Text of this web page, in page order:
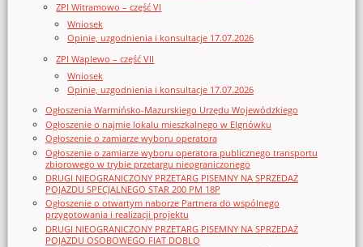
ZPI Witramowo – część VI
Wniosek
Opinie, uzgodnienia i konsultacje 17.07.2026
ZPI Waplewo – część VII
Wniosek
Opinie, uzgodnienia i konsultacje 17.07.2026
Ogłoszenia Warmińsko-Mazurskiego Urzędu Wojewódzkiego
Ogłoszenie o najmie lokalu mieszkalnego w Elgnówku
Ogłoszenie o zamiarze wyboru operatora
Ogłoszenie o zamiarze wyboru operatora publicznego transportu
zbiorowego w trybie przetargu nieograniczonego
DRUGI NIEOGRANICZONY PRZETARG PISEMNY NA SPRZEDAŻ
POJAZDU SPECJALNEGO STAR 200 PM 18P
Ogłoszenie o otwartym naborze Partnera do wspólnego
przygotowania i realizacji projektu
DRUGI NIEOGRANICZONY PRZETARG PISEMNY NA SPRZEDAŻ
POJAZDU OSOBOWEGO FIAT DOBLO